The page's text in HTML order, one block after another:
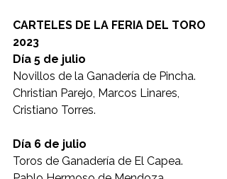
CARTELES DE LA FERIA DEL TORO
2023
Día 5 de julio
Novillos de la Ganadería de Pincha.
Christian Parejo, Marcos Linares,
Cristiano Torres.
Día 6 de julio
Toros de Ganadería de El Capea.